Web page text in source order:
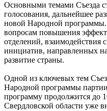
Основными темами Съезда
голосования, дальнейшее
новой Народной
вопросам повышения
отделений, взаимодействия
инициатив, направленных
развитие страны.
Одной из ключевых тем
Народной программы
программу продолжится до
Свердловской области уже